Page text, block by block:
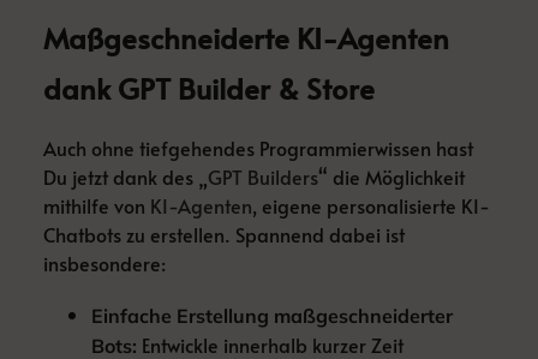
Maßgeschneiderte KI-Agenten
dank GPT Builder & Store
Auch ohne tiefgehendes Programmierwissen hast
Du jetzt dank des „ GPT Builders“ die Möglichkeit
mithilfe von KI-Agenten, eigene personalisierte KI-
Chatbots zu erstellen. Spannend dabei ist
insbesondere:
Einfache Erstellung maßgeschneiderter
Bots: Entwickle innerhalb kurzer Zeit